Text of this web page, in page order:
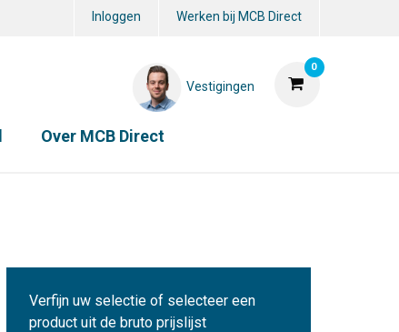
Inloggen Werken bij MCB Direct
0
Vestigingen
Over MCB Direct
Verfijn uw selectie of selecteer een
product uit de bruto prijslijst